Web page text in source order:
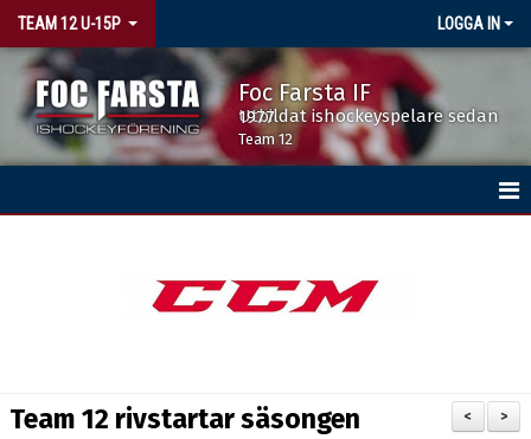
TEAM 12 U-15P LOGGA IN
Foc Farsta IF
Utbildat ishockeyspelare sedan 1977
Team 12
>
<
Team 12 rivstartar säsongen